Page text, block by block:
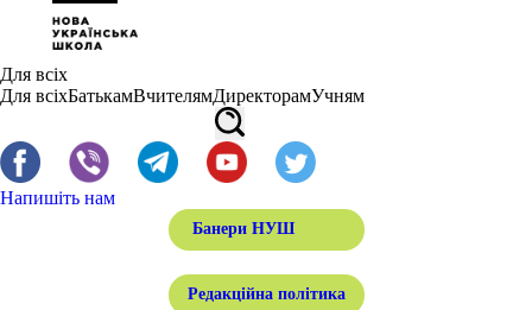
Для всіх
Для всіхБатькамВчителямДиректорамУчням
Напишіть нам
Банери НУШ
Редакційна політика